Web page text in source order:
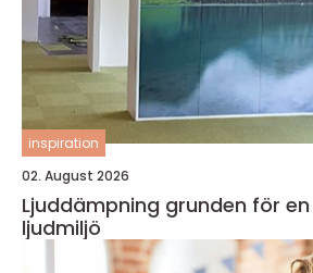
inspiration
02. August 2026
Ljuddämpning grunden för en hållbar
ljudmiljö